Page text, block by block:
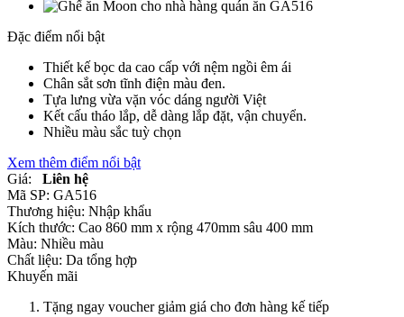
Đặc điểm nổi bật
Thiết kế bọc da cao cấp với nệm ngồi êm ái
Chân sắt sơn tĩnh điện màu đen.
Tựa lưng vừa vặn vóc dáng người Việt
Kết cấu tháo lắp, dễ dàng lắp đặt, vận chuyển.
Nhiều màu sắc tuỳ chọn
Xem thêm điểm nổi bật
Giá:
Liên hệ
Mã SP: GA516
Thương hiệu: Nhập khẩu
Kích thước: Cao 860 mm x rộng 470mm sâu 400 mm
Màu: Nhiều màu
Chất liệu: Da tổng hợp
Khuyến mãi
Tặng ngay voucher giảm giá cho đơn hàng kế tiếp